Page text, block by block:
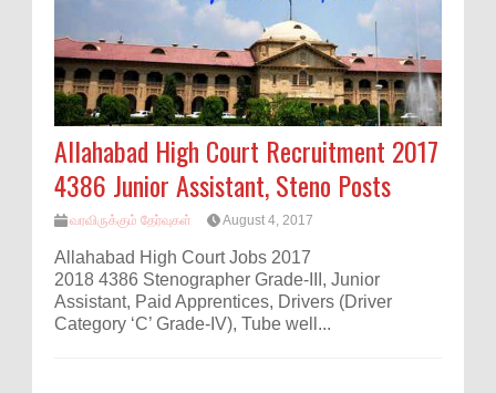
Allahabad High Court Recruitment 2017
4386 Junior Assistant, Steno Posts
வரவிருக்கும் தேர்வுகள் August 4, 2017
Allahabad High Court Jobs 2017
2018 4386 Stenographer Grade-III, Junior
Assistant, Paid Apprentices, Drivers (Driver
Category ‘C’ Grade-IV), Tube well...